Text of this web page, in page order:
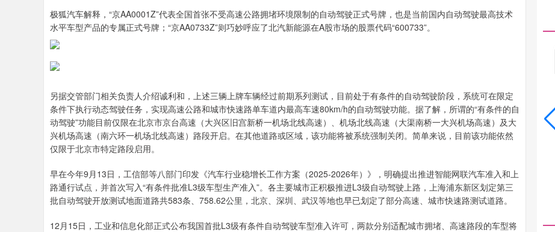
极狐汽车解释，“京AA0001Z”代表全国首张不受高速公路拥堵环境限制的自动驾驶正式号牌，也是当前国内自动驾驶最高技术
水平车型产品的专属正式号牌；“京AA0733Z”则巧妙呼应了北汽新能源在A股市场的股票代码“600733”。
另据交管部门相关负责人介绍诚利和，上述三辆上牌车辆经过前期系列测试，目前处于有条件的自动驾驶阶段，系统可在限定
条件下执行动态驾驶任务，实现高速公路和城市快速路单车道内最高车速80km/h的自动驾驶功能。据了解，所谓的“有条件的自
动驾驶”功能目前仅限在北京市京台高速（大兴区旧宫新桥一机场北线高速）、机场北线高速（大渠南桥一大兴机场高速）及大
兴机场高速（南六环一机场北线高速）路段开启。在其他道路或区域，该功能将被系统强制关闭。简单来说，目前该功能依然
仅限于北京市特定路段启用。
早在今年9月13日，工信部等八部门印发《汽车行业稳增长工作方案（2025-2026年）》，明确提出推进智能网联汽车准入和上
路通行试点，并首次写入“有条件批准L3级车型生产准入”。各主要城市正积极推进L3级自动驾驶上路，上海浦东新区划定第三
批自动驾驶开放测试地面道路共583条、758.62公里，北京、深圳、武汉等地也早已划定了部分高速、城市快速路测试道路。
12月15日，工业和信息化部正式公布我国首批L3级有条件自动驾驶车型准入许可，两款分别适配城市拥堵、高速路段的车型将
1.02%